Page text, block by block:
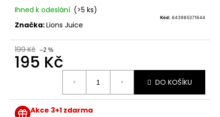
Ihned k odeslání (>5 ks)
Kód: 643985371644
Značka:Lions Juice
199 Kč –2 %
195 Kč
DO KOŠÍKU
Akce 3+1 zdarma
o
č
u
e